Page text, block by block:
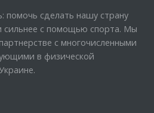
помочь сделать нашу страну
сильнее с помощью спорта. Мы
с многочисленными
в физической